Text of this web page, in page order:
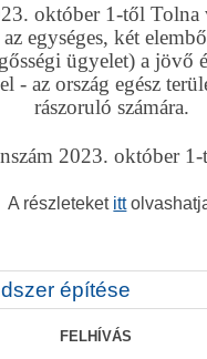
október 1-től Tolna
egységes, két
ügyelet) a jövő
- az ország egész
rászoruló számára.
2023. október
A részleteket itt
építése
FELHÍVÁS